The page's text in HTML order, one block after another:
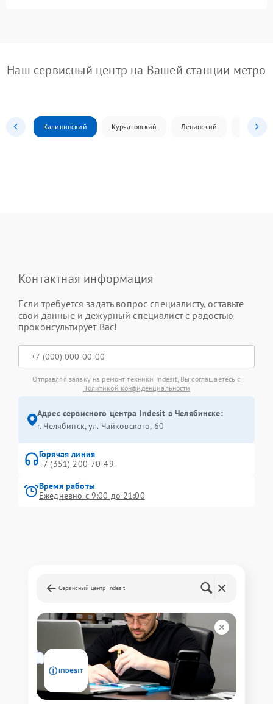
Наш сервисный центр на Вашей станции метро
Калининский Курчатовский Ленинский
Контактная информация
Если требуется задать вопрос специалисту, оставьте
свои данные и дежурный специалист с радостью
проконсультирует Вас!
Отправляя заявку на ремонт техники Indesit, Вы соглашаетесь с
Политикой конфиденциальности
Адрес сервисного центра Indesit в Челябинске:
г. Челябинск, ул. Чайковского, 60
Горячая линия
+7 (351) 200-70-49
Время работы
Ежедневно с 9:00 до 21:00
Сервисный центр Indesit